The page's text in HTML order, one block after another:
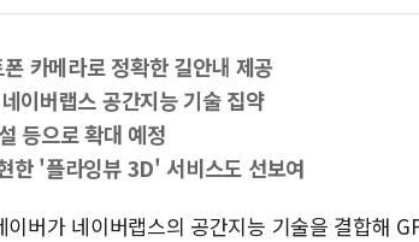
용산공원·
[AI 부동산
[코인시황]
[베트남 증
후티 반군,
카메라로 정확한 길안내 제공
이버랩스 공간지능 기술 집약
등으로 확대 예정
한 '플라잉뷰 3D' 서비스도 선보여
버가 네이버랩스의 공간지능 기술을 결합해